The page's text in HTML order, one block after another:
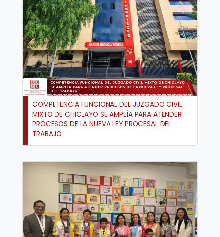
COMPETENCIA FUNCIONAL DEL JUZGADO CIVIL
MIXTO DE CHICLAYO SE AMPLÍA PARA ATENDER
PROCESOS DE LA NUEVA LEY PROCESAL DEL
TRABAJO